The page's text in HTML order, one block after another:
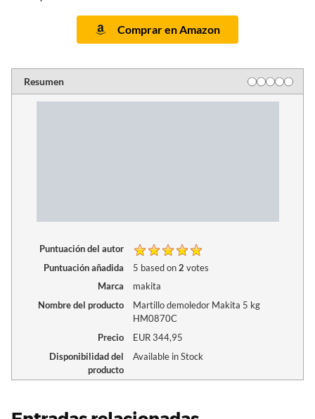
Comprar en Amazon
Resumen
Puntuación del autor
Puntuación añadida
5 based on2 votes
Marca
makita
Nombre del producto
Martillo demoledor Makita 5 kg
HM0870C
Precio
EUR344,95
Disponibilidad del
producto
Available in Stock